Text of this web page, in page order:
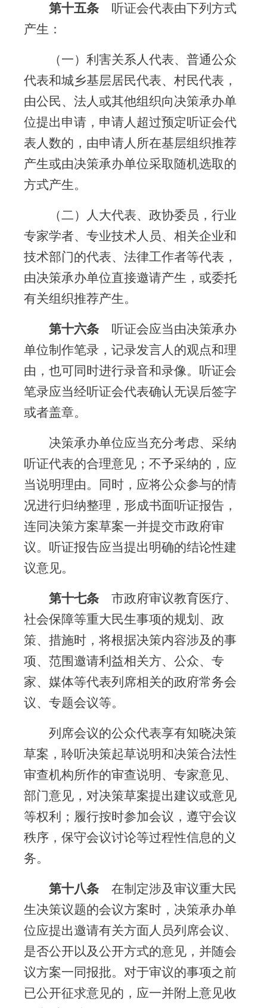
第十五条 听证会代表由下列方式
产生：
（一）利害关系人代表、普通公众
代表和城乡基层居民代表、村民代表，
由公民、法人或其他组织向决策承办单
位提出申请，申请人超过预定听证会代
表人数的，由申请人所在基层组织推荐
产生或由决策承办单位采取随机选取的
方式产生。
（二）人大代表、政协委员，行业
专家学者、专业技术人员、相关企业和
技术部门的代表、法律工作者等代表，
由决策承办单位直接邀请产生，或委托
有关组织推荐产生。
第十六条 听证会应当由决策承办
单位制作笔录，记录发言人的观点和理
由，也可同时进行录音和录像。听证会
笔录应当经听证会代表确认无误后签字
或者盖章。
决策承办单位应当充分考虑、采纳
听证代表的合理意见；不予采纳的，应
当说明理由。同时，应将公众参与的情
况进行归纳整理，形成书面听证报告，
连同决策方案草案一并提交市政府审
议。听证报告应当提出明确的结论性建
议意见。
第十七条市政府审议教育医疗、
社会保障等重大民生事项的规划、政
策、措施时，将根据决策内容涉及的事
项、范围邀请利益相关方、公众、专
家、媒体等代表列席相关的政府常务会
议、专题会议等。
列席会议的公众代表享有知晓决策
草案，聆听决策起草说明和决策合法性
审查机构所作的审查说明、专家意见、
部门意见，对决策草案提出建议或意见
等权利；履行按时参加会议，遵守会议
秩序，保守会议讨论等过程性信息的义
务。
第十八条在制定涉及审议重大民
生决策议题的会议方案时，决策承办单
位应提出邀请有关方面人员列席会议、
是否公开以及公开方式的意见，并随会
议方案一同报批。对于审议的事项之前
已公开征求意见的，应一并附上意见收